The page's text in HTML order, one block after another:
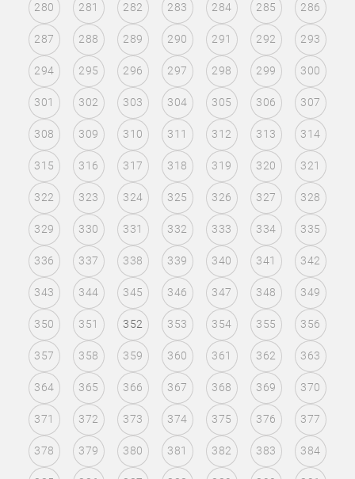
280 281 282 283 284 285 286
287 288 289 290 291 292 293
294 295 296 297 298 299 300
301 302 303 304 305 306 307
308 309 310 311 312 313 314
315 316 317 318 319 320 321
322 323 324 325 326 327 328
329 330 331 332 333 334 335
336 337 338 339 340 341 342
343 344 345 346 347 348 349
350 351 352 353 354 355 356
357 358 359 360 361 362 363
364 365 366 367 368 369 370
371 372 373 374 375 376 377
378 379 380 381 382 383 384